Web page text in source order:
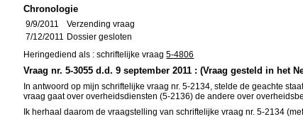
Chronologie
9/9/2011
Verzending vraag
7/12/2011 Dossier gesloten
Heringediend als : schriftelijke vraag5-4806
Vraag nr. 5-3055 d.d. 9 september 2011 : (Vraag gesteld in het
In antwoord op mijn schriftelijke vraag nr. 5-2134, stelde de geachte
vraag gaat over overheidsdiensten (5-2136) de andere over
Ik herhaal daarom de vraagstelling van schriftelijke vraag nr. 5-2134